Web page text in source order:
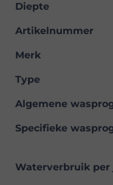
Diepte
Artikelnummer
Merk
Type
Algemene
Specifieke
Waterverbruik per